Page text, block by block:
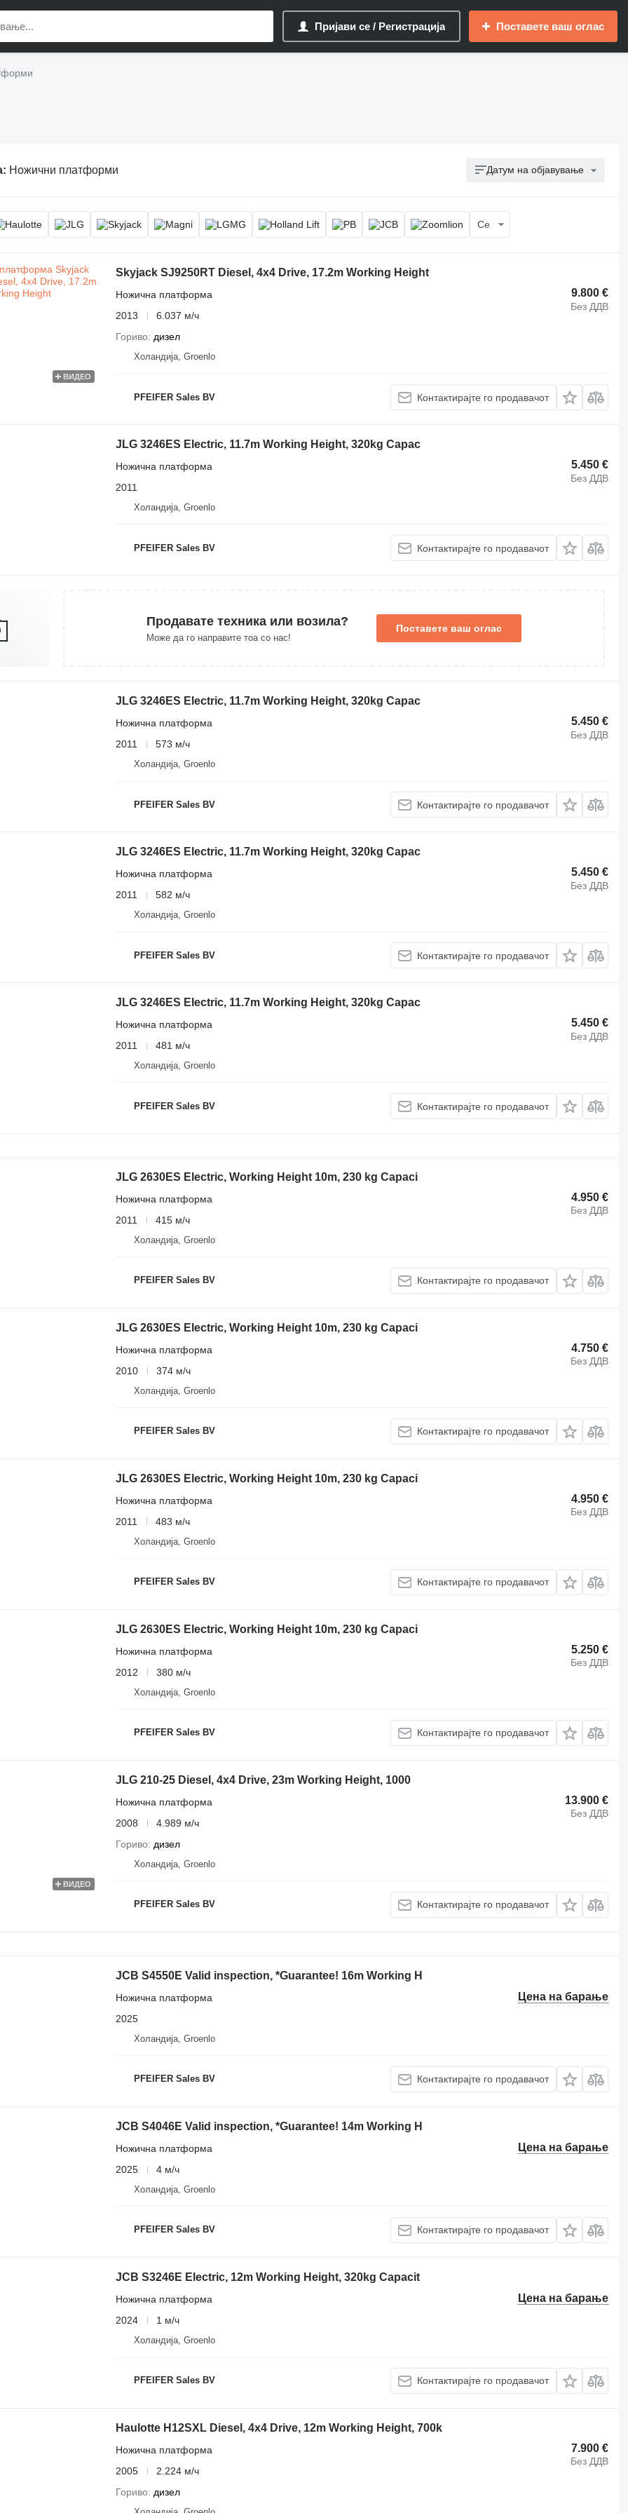
Пријави се / Регистрација Поставете ваш оглас
Ножични платформи Датум на објавување
Се
ВИДЕО
Skyjack SJ9250RT Diesel, 4x4 Drive, 17.2m Working Height
9.800 €
Без ДДВ
Ножична платформа
2013
6.037 м/ч
Гориво
дизел
Холандија, Groenlo
PFEIFER Sales BV Контактирајте го продавачот
JLG 3246ES Electric, 11.7m Working Height, 320kg Capac
5.450 €
Без ДДВ
Ножична платформа
2011
Холандија, Groenlo
PFEIFER Sales BV Контактирајте го продавачот
Продавате техника или возила?
Може да го направите тоа со нас!
Поставете ваш оглас
JLG 3246ES Electric, 11.7m Working Height, 320kg Capac
5.450 €
Без ДДВ
Ножична платформа
2011
573 м/ч
Холандија, Groenlo
PFEIFER Sales BV Контактирајте го продавачот
JLG 3246ES Electric, 11.7m Working Height, 320kg Capac
5.450 €
Без ДДВ
Ножична платформа
2011
582 м/ч
Холандија, Groenlo
PFEIFER Sales BV Контактирајте го продавачот
JLG 3246ES Electric, 11.7m Working Height, 320kg Capac
5.450 €
Без ДДВ
Ножична платформа
2011
481 м/ч
Холандија, Groenlo
PFEIFER Sales BV Контактирајте го продавачот
JLG 2630ES Electric, Working Height 10m, 230 kg Capaci
4.950 €
Без ДДВ
Ножична платформа
2011
415 м/ч
Холандија, Groenlo
PFEIFER Sales BV Контактирајте го продавачот
JLG 2630ES Electric, Working Height 10m, 230 kg Capaci
4.750 €
Без ДДВ
Ножична платформа
2010
374 м/ч
Холандија, Groenlo
PFEIFER Sales BV Контактирајте го продавачот
JLG 2630ES Electric, Working Height 10m, 230 kg Capaci
4.950 €
Без ДДВ
Ножична платформа
2011
483 м/ч
Холандија, Groenlo
PFEIFER Sales BV Контактирајте го продавачот
JLG 2630ES Electric, Working Height 10m, 230 kg Capaci
5.250 €
Без ДДВ
Ножична платформа
2012
380 м/ч
Холандија, Groenlo
PFEIFER Sales BV Контактирајте го продавачот
ВИДЕО
JLG 210-25 Diesel, 4x4 Drive, 23m Working Height, 1000
13.900 €
Без ДДВ
Ножична платформа
2008
4.989 м/ч
Гориво
дизел
Холандија, Groenlo
PFEIFER Sales BV Контактирајте го продавачот
JCB S4550E Valid inspection, *Guarantee! 16m Working H
Цена на барање
Ножична платформа
2025
Холандија, Groenlo
PFEIFER Sales BV Контактирајте го продавачот
JCB S4046E Valid inspection, *Guarantee! 14m Working H
Цена на барање
Ножична платформа
2025
4 м/ч
Холандија, Groenlo
PFEIFER Sales BV Контактирајте го продавачот
JCB S3246E Electric, 12m Working Height, 320kg Capacit
Цена на барање
Ножична платформа
2024
1 м/ч
Холандија, Groenlo
PFEIFER Sales BV Контактирајте го продавачот
Haulotte H12SXL Diesel, 4x4 Drive, 12m Working Height, 700k
7.900 €
Без ДДВ
Ножична платформа
2005
2.224 м/ч
Гориво
дизел